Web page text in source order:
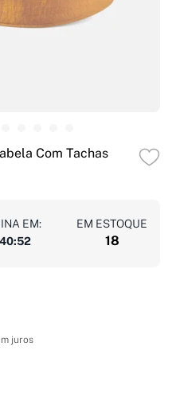
Com Tachas
EM:
40:51
EM ESTOQUE
18
juros